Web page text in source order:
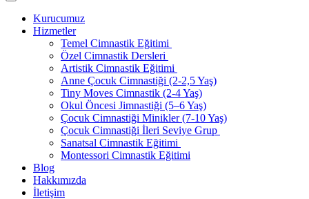
Kurucumuz
Hizmetler
Temel Cimnastik Eğitimi
Özel Cimnastik Dersleri
Artistik Cimnastik Eğitimi
Anne Çocuk Cimnastiği (2-2,5 Yaş)
Tiny Moves Cimnastik (2-4 Yaş)
Okul Öncesi Jimnastiği (5–6 Yaş)
Çocuk Cimnastiği Minikler (7-10 Yaş)
Çocuk Cimnastiği İleri Seviye Grup
Sanatsal Cimnastik Eğitimi
Montessori Cimnastik Eğitimi
Blog
Hakkımızda
İletişim